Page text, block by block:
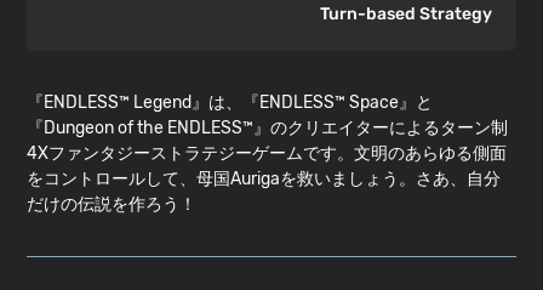
Turn-based Strategy
『ENDLESS™ Legend』は、『ENDLESS™ Space』と
『Dungeon of the ENDLESS™』のクリエイターによるターン制
4Xファンタジーストラテジーゲームです。文明のあらゆる側面
をコントロールして、母国Aurigaを救いましょう。さあ、自分
だけの伝説を作ろう！